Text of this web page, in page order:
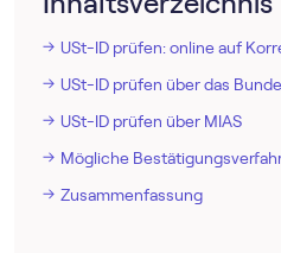
USt-ID prüfen: online auf
USt-ID prüfen über das
USt-ID prüfen über MIAS
Mögliche
Zusammenfassung